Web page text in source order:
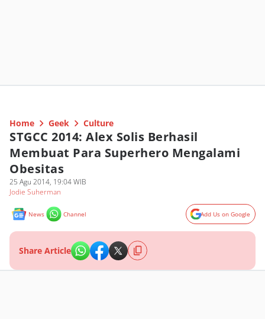
Home Geek Culture
STGCC 2014: Alex Solis Berhasil
Membuat Para Superhero Mengalami
Obesitas
25 Agu 2014, 19:04 WIB
Jodie Suherman
News Channel Add Us on Google
Share Article